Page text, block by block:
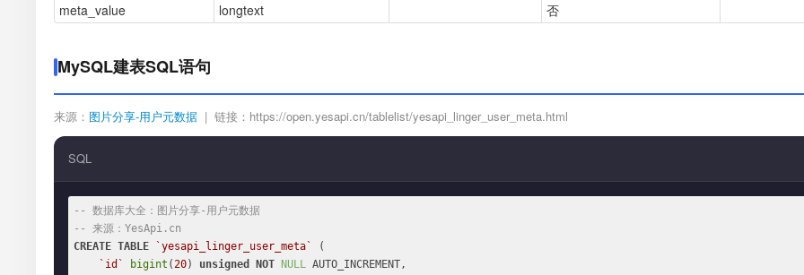
meta_value
longtext 否
MySQL建表SQL语句
来源： 图片分享-用户元数据 | 链接：https://open.yesapi.cn/tablelist/yesapi_linger_user_meta.html
SQL
-- 数据库大全：图片分享-用户元数据
-- 来源：YesApi.cn
CREATE TABLE `yesapi_linger_user_meta`
(
`id`
bigint (20) unsigned NOT NULL AUTO_INCREMENT,